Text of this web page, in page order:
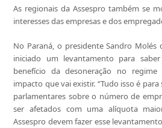
As regionais da Assespro também se
interesses das empresas e dos
No Paraná, o presidente Sandro
iniciado um levantamento para
benefício da desoneração no
impacto que vai existir. “Tudo isso é
parlamentares sobre o número de
ser afetados com uma alíquota
Assespro devem fazer esse